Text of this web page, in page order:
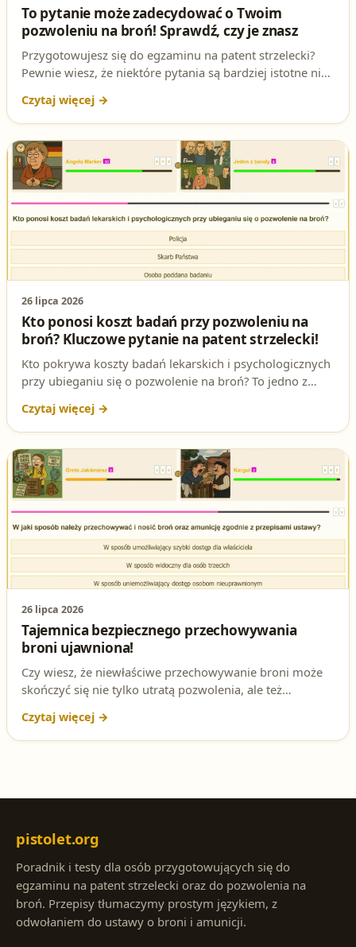
To pytanie może zadecydować o Twoim
pozwoleniu na broń! Sprawdź, czy je znasz
Przygotowujesz się do egzaminu na patent strzelecki?
Pewnie wiesz, że niektóre pytania są bardziej istotne niż
przewozowej i może zadecydować o tym, czy
zdobędziesz upragnione pozwolenie na broń. Sprawdź,
czy znasz na nie odpowiedź!
26 lipca 2026
Kto ponosi koszt badań przy pozwoleniu na
broń? Kluczowe pytanie na patent strzelecki!
Kto pokrywa koszty badań lekarskich i psychologicznych
przy ubieganiu się o pozwolenie na broń? To jedno z
Wyjaśniamy, kto płaci za badania i na jakiej podstawie
prawnej.
26 lipca 2026
Tajemnica bezpiecznego przechowywania
broni ujawniona!
Czy wiesz, że niewłaściwe przechowywanie broni może
skończyć się nie tylko utratą pozwolenia, ale też
przygotowań do egzaminu na patent strzelecki, to
pytanie pojawia się szczególnie często. Rozstrzygnijmy je
pistolet.org
Poradnik i testy dla osób przygotowujących się do
egzaminu na patent strzelecki oraz do pozwolenia na
broń. Przepisy tłumaczymy prostym językiem, z
odwołaniem do ustawy o broni i amunicji.